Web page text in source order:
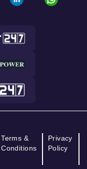
Terms &
Conditions
Privacy
Policy